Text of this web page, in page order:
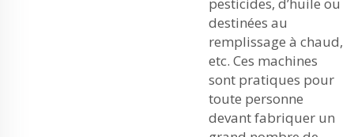
destinées au
remplissage à chaud,
etc. Ces machines
sont pratiques pour
toute personne
devant fabriquer un